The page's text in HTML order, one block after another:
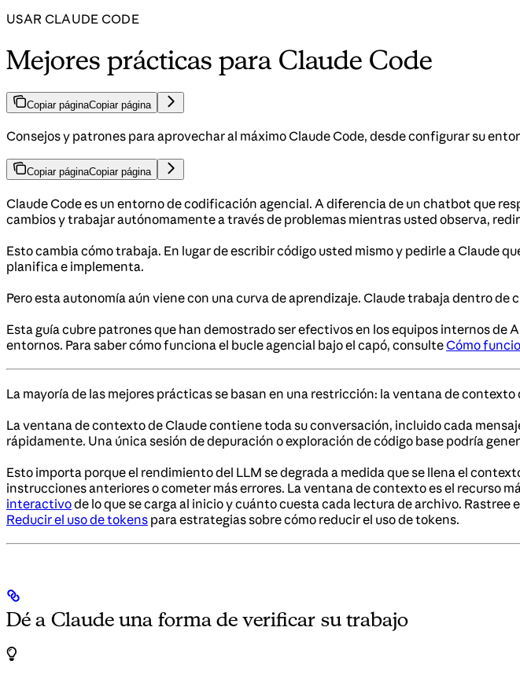
USAR CLAUDE CODE
Mejores prácticas para Claude Code
Copiar páginaCopiar página
Consejos y patrones para aprovechar al máximo Claude Code, desde configurar su
Copiar páginaCopiar página
Claude Code es un entorno de codificación agencial. A diferencia de un chatbot que
cambios y trabajar autónomamente a través de problemas mientras usted observa,
Esto cambia cómo trabaja. En lugar de escribir código usted mismo y pedirle a Claude
planifica e implementa.
Pero esta autonomía aún viene con una curva de aprendizaje. Claude trabaja dentro
Esta guía cubre patrones que han demostrado ser efectivos en los equipos internos de
entornos. Para saber cómo funciona el bucle agencial bajo el capó, consulteCómo
La mayoría de las mejores prácticas se basan en una restricción: la ventana de
La ventana de contexto de Claude contiene toda su conversación, incluido cada
rápidamente. Una única sesión de depuración o exploración de código base podría
Esto importa porque el rendimiento del LLM se degrada a medida que se llena el
instrucciones anteriores o cometer más errores. La ventana de contexto es el recurso
interactivode lo que se carga al inicio y cuánto cuesta cada lectura de archivo.
Reducir el uso de tokens para estrategias sobre cómo reducir el uso de tokens.
Dé a Claude una forma de verificar su trabajo